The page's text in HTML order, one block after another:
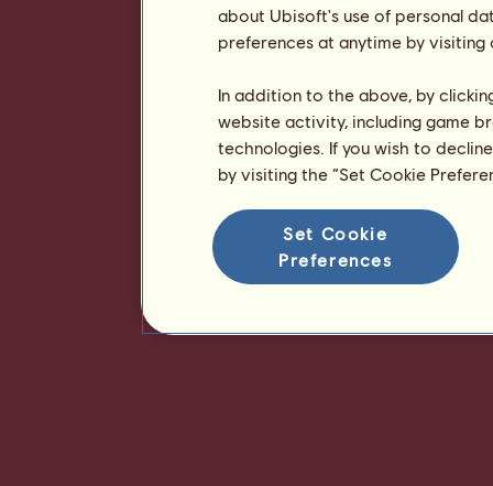
about Ubisoft's use of personal
preferences at anytime by
In addition to the above, by
website activity, including game
technologies. If you wish to
by visiting the “Set Cookie
Set Cookie
Preferences